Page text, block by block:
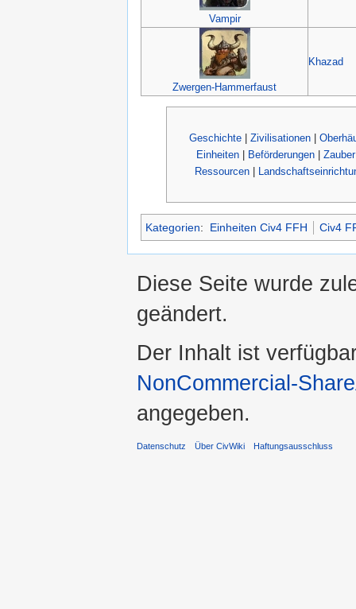
Vampir
Zwergen-Hammerfaust
Khazad
Geschichte Zivilisationen
Einheiten| Beförderungen|
Ressourcen|
Kategorien: Einheiten Civ4 FFH Civ4
Diese Seite wurde
geändert.
Der Inhalt ist
NonCommercial-
angegeben.
Datenschutz Über CivWiki Haftungsausschluss